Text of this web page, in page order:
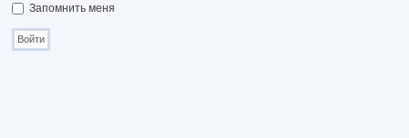
Запомнить меня